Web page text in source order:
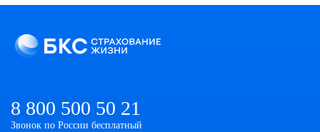
8 800 500 50 21
Звонок по России бесплатный